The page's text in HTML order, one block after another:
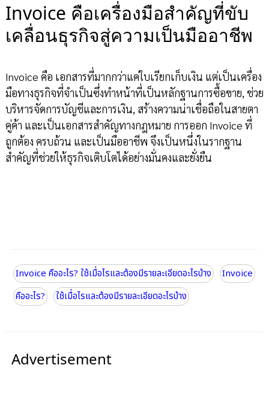
Invoice คือเครื่องมือสำคัญที่ขับ
เคลื่อนธุรกิจสู่ความเป็นมืออาชีพ
Invoice คือ เอกสารที่มากกว่าแค่ใบเรียกเก็บเงิน แต่เป็นเครื่อง
มือทางธุรกิจที่จำเป็นซึ่งทำหน้าที่เป็นหลักฐานการซื้อขาย, ช่วย
บริหารจัดการบัญชีและการเงิน, สร้างความน่าเชื่อถือในสายตา
คู่ค้า และเป็นเอกสารสำคัญทางกฎหมาย การออก Invoice ที่
ถูกต้อง ครบถ้วน และเป็นมืออาชีพ จึงเป็นหนึ่งในรากฐาน
สำคัญที่ช่วยให้ธุรกิจเติบโตได้อย่างมั่นคงและยั่งยืน
Invoice คืออะไร? ใช้เมื่อไรและต้องมีรายละเอียดอะไรบ้าง
Invoice
คืออะไร?
ใช้เมื่อไรและต้องมีรายละเอียดอะไรบ้าง
Advertisement